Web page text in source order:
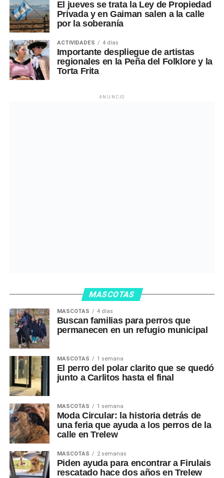
El jueves se trata la Ley de Propiedad
Privada y en Gaiman salen a la calle
por la soberanía
ACTIVIDADES 4 días
Importante despliegue de artistas
regionales en la Peña del Folklore y la
Torta Frita
ANUNCIO
MASCOTAS
MASCOTAS 4 días
Buscan familias para perros que
permanecen en un refugio municipal
MASCOTAS 1 semana
El perro del polar clarito que se quedó
junto a Carlitos hasta el final
MASCOTAS 1 semana
Moda Circular: la historia detrás de
una feria que ayuda a los perros de la
calle en Trelew
MASCOTAS 2 semanas
Piden ayuda para encontrar a Firulais
rescatado hace dos años en Trelew